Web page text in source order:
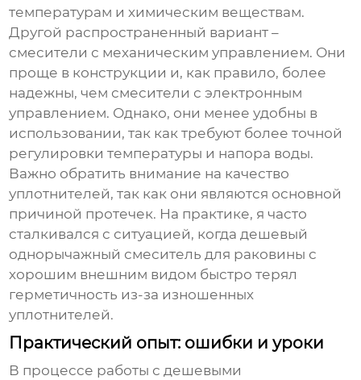
температурам и химическим веществам.
Другой распространенный вариант –
смесители с механическим управлением. Они
проще в конструкции и, как правило, более
надежны, чем смесители с электронным
управлением. Однако, они менее удобны в
использовании, так как требуют более точной
регулировки температуры и напора воды.
Важно обратить внимание на качество
уплотнителей, так как они являются основной
причиной протечек. На практике, я часто
сталкивался с ситуацией, когдадешевый
однорычажный смеситель для раковины с
хорошим внешним видом быстро терял
герметичность из-за изношенных
уплотнителей.
Практический опыт: ошибки и уроки
В процессе работы сдешевыми